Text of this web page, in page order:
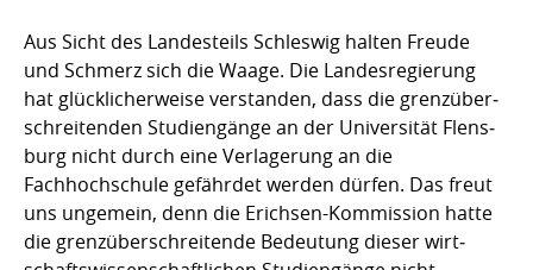
Aus Sicht des Landesteils Schleswig halten Freude
und Schmerz sich die Waage. Die Lan­des­re­gie­­rung
hat glücklicherweise verstanden, dass die grenzüber­
schrei­tenden Stu­­dien­­gänge an der Universität Flens­
burg nicht durch eine Verlagerung an die
Fachhochschule gefährdet wer­den dürfen. Das freut
uns ungemein, denn die Erichsen-Kommission hatte
die grenz­über­schrei­ten­de Bedeutung dieser wirt­